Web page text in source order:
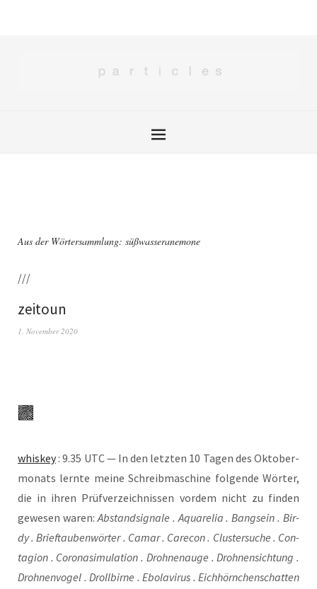
Aus der Wörtersammlung: süßwasseranemone
///
zeitoun
1. November 2020
whis­key: 9.35 UTC — In den letz­ten 10 Tagen des Okto­ber­
mo­nats lern­te mei­ne Schreib­ma­schi­ne fol­gen­de Wör­ter,
die in ihren Prüf­ver­zeich­nis­sen vor­dem nicht zu fin­den
gewe­sen waren:Abstand­si­gna­le . Aqua­re­lia . Bang­sein . Bir­
dy . Brief­tau­ben­wör­ter . Camar . Care­con . Clus­ter­su­che . Con­
ta­gi­on . Coro­na­si­mu­la­ti­on . Droh­nen­au­ge . Droh­nen­sich­tung .
Droh­nen­vo­gel . Droll­bir­ne . Ebo­la­vi­rus . Eich­hörn­chen­schat­ten